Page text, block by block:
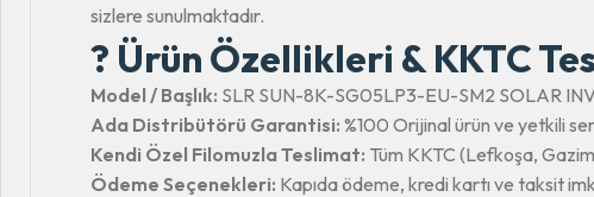
sizlere sunulmaktadır.
? Ürün Özellikleri & KKTC
Model / Başlık: SLR SUN-8K-SG05LP3-EU-SM2 SOLAR
Ada Distribütörü Garantisi: %100 Orijinal ürün ve yetkili
Kendi Özel Filomuzla Teslimat: Tüm KKTC (Lefkoşa,
Ödeme Seçenekleri: Kapıda ödeme, kredi kartı ve taksit